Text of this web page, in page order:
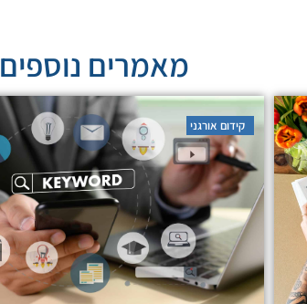
מאמרים נוספים
קידום אורגני